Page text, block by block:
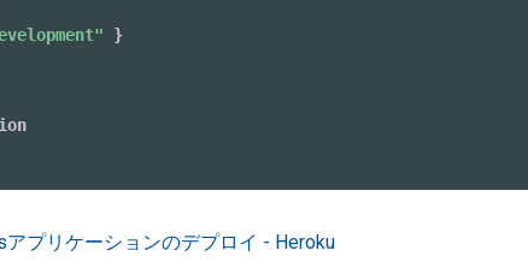
}
プリケーションのデプロイ - Heroku